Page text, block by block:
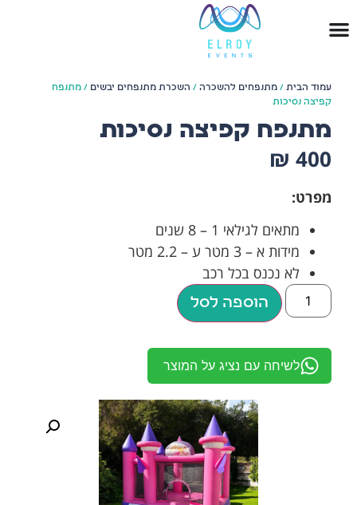
עמוד הבית /מתנפחים להשכרה / השכרת מתנפחים יבשים / מתנפח
קפיצה נסיכות
מתנפח קפיצה נסיכות
₪ 400
מפרט:
מתאים לגילאי 1 – 8 שנים
מידות א – 3 מטר ע – 2.2 מטר
לא נכנס בכל רכב
הוספה לסל
לשיחה עם נציג על המוצר